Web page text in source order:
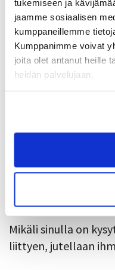
tukemiseen ja
jaamme sosiaalisen
kumppaneillemme
Kumppanimme voivat
joita olet antanut heille
heidän palvelujaan.
valmistelun,
ensimmäinen tunti
keskittymistä.
Tämän jälkeen saat
(30 min tunneista
normaalisti 0,5
Tuntien
kaikin puolin
alkuun siitä, että
videon ja jatketaan
Mikäli sinulla on
liittyen, jutellaan